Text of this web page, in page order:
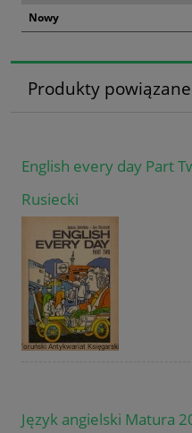
Nowy
Produkty powiązane
English every day Part
Rusiecki
Język angielski Matura